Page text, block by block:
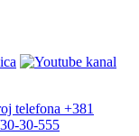
+381
30-555